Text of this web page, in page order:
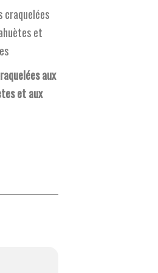
aux
et aux